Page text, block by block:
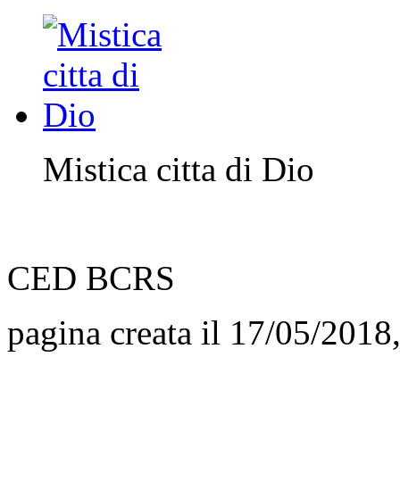
Mistica citta di Dio
CED BCRS
pagina creata il 17/05/